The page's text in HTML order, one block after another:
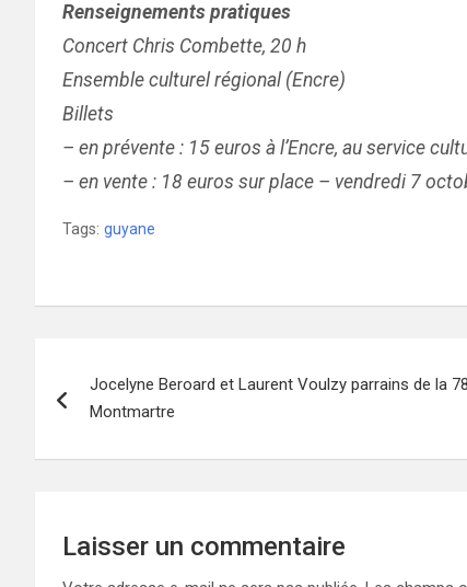
Renseignements pratiques
Concert Chris Combette, 20 h
Ensemble culturel régional (Encre)
Billets
– en prévente : 15 euros à l’Encre, au service
– en vente : 18 euros sur place – vendredi 7
Tags: guyane
de
l’article
Jocelyne Beroard et Laurent Voulzy parrains de la
Montmartre
Laisser un commentaire